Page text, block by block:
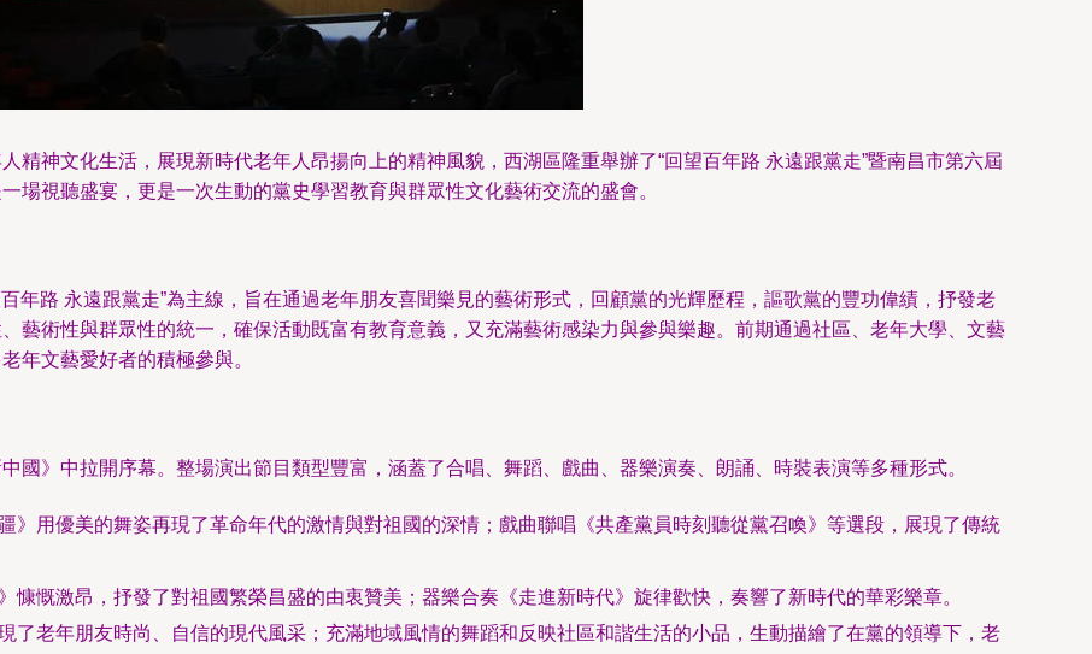
精神文化生活，展現新時代老年人昂揚向上的精神風貌，西湖區隆重舉辦了“回望百年路 永遠跟黨走”暨南昌市第六屆
場視聽盛宴，更是一次生動的黨史學習教育與群眾性文化藝術交流的盛會。
年路 永遠跟黨走”為主線，旨在通過老年朋友喜聞樂見的藝術形式，回顧黨的光輝歷程，謳歌黨的豐功偉績，抒發老
藝術性與群眾性的統一，確保活動既富有教育意義，又充滿藝術感染力與參與樂趣。前期通過社區、老年大學、文藝
年文藝愛好者的積極參與。
國》中拉開序幕。整場演出節目類型豐富，涵蓋了合唱、舞蹈、戲曲、器樂演奏、朗誦、時裝表演等多種形式。
》用優美的舞姿再現了革命年代的激情與對祖國的深情；戲曲聯唱《共產黨員時刻聽從黨召喚》等選段，展現了傳統
慷慨激昂，抒發了對祖國繁榮昌盛的由衷贊美；器樂合奏《走進新時代》旋律歡快，奏響了新時代的華彩樂章。
了老年朋友時尚、自信的現代風采；充滿地域風情的舞蹈和反映社區和諧生活的小品，生動描繪了在黨的領導下，老